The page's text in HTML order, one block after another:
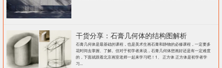
干货分享：石膏几何体的结构图解析
石膏几何体是最基础的课程，也是美术生画石膏和静物的必修课程，一定要多
花时间去掌握、了解。但对于初学者来说，石膏几何体想画好还是有一定难度
的，下面就跟着北京画室老师一起来学习吧！1、 正方体 正方体是初学者学
习...